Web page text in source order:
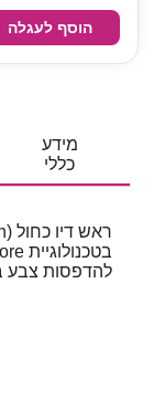
הוסף לעגלה
מידע
כללי
להדפסות צבע